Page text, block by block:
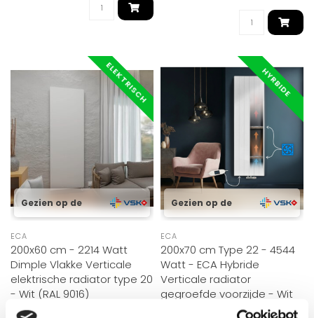
ELEKTRISCH
Gezien op de
ECA
200x60 cm - 2214 Watt
Dimple Vlakke Verticale
elektrische radiator type 20
- Wit (RAL 9016)
HYRBIDE
Gezien op de
ECA
200x70 cm Type 22 - 4544
Watt - ECA Hybride
Verticale radiator
gegroefde voorzijde - Wit